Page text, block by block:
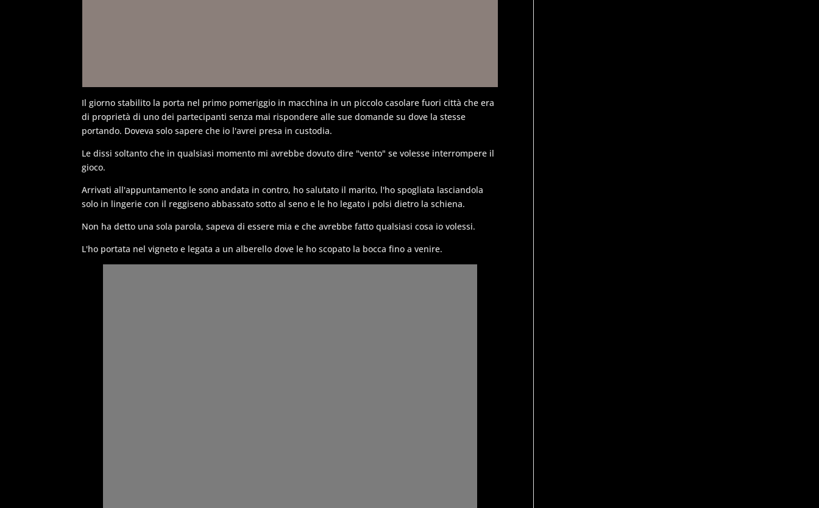
Il giorno stabilito la porta nel primo pomeriggio in macchina in un piccolo casolare fuori città che era
di proprietà di uno dei partecipanti senza mai rispondere alle sue domande su dove la stesse
portando. Doveva solo sapere che io l'avrei presa in custodia.
Le dissi soltanto che in qualsiasi momento mi avrebbe dovuto dire "vento" se volesse interrompere il
gioco.
Arrivati all'appuntamento le sono andata in contro, ho salutato il marito, l'ho spogliata lasciandola
solo in lingerie con il reggiseno abbassato sotto al seno e le ho legato i polsi dietro la schiena.
Non ha detto una sola parola, sapeva di essere mia e che avrebbe fatto qualsiasi cosa io volessi.
L'ho portata nel vigneto e legata a un alberello dove le ho scopato la bocca fino a venire.